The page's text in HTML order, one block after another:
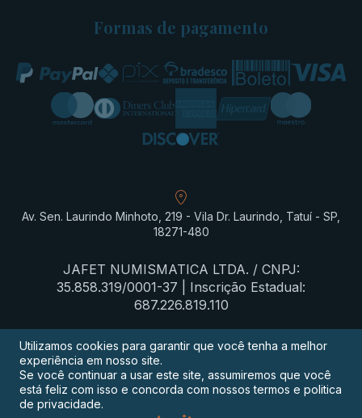
Formas de pagamento
Av. Sen. Laurindo Minhoto, 219 - Vila Dr. Laurindo, Tatuí - SP,
18271-480
JAFET NUMISMATICA LTDA. / CNPJ:
35.858.319/0001-37 | Inscrição Estadual:
687.226.819.110
Termos de privacidade
Procon-SP
Utilizamos cookies para garantir que você tenha a melhor
experiência em nosso site.
Se você continuar a usar este site, assumiremos que você
está feliz com isso e concorda com nossos termos e politica
de privacidade.